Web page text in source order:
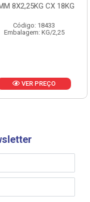
8X2,25KG CX 18KG
Código: 18433
Embalagem: KG/2,25
VER PREÇO